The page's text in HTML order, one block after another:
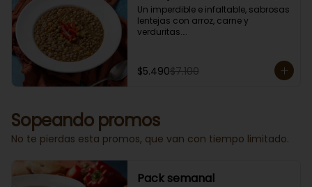
Un imperdible e infaltable, sabrosas
lentejas con arroz, carne y
verduritas.
$5.490$7.100
Sopeando promos
No te pierdas esta promos, que van con tiempo limitado.
Pack semanal